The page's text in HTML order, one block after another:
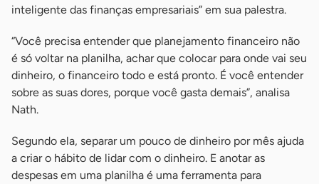
inteligente das finanças empresariais” em sua palestra.
“Você precisa entender que planejamento financeiro não
é só voltar na planilha, achar que colocar para onde vai seu
dinheiro, o financeiro todo e está pronto. É você entender
sobre as suas dores, porque você gasta demais”, analisa
Nath.
Segundo ela, separar um pouco de dinheiro por mês ajuda
a criar o hábito de lidar com o dinheiro. E anotar as
despesas em uma planilha é uma ferramenta para